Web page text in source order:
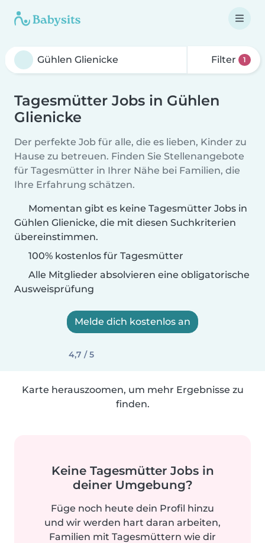
Filter 1
Tagesmütter Jobs in Gühlen
Glienicke
Der perfekte Job für alle, die es lieben, Kinder zu
Hause zu betreuen. Finden Sie Stellenangebote
für Tagesmütter in Ihrer Nähe bei Familien, die
Ihre Erfahrung schätzen.
Momentan gibt es keine Tagesmütter Jobs in
Gühlen Glienicke, die mit diesen Suchkriterien
übereinstimmen.
100% kostenlos für Tagesmütter
Alle Mitglieder absolvieren eine obligatorische
Ausweisprüfung
Melde dich kostenlos an
4,7 / 5
Karte herauszoomen, um mehr Ergebnisse zu
finden.
Keine Tagesmütter Jobs in
deiner Umgebung?
Füge noch heute dein Profil hinzu
und wir werden hart daran arbeiten,
Familien mit Tagesmüttern wie dir